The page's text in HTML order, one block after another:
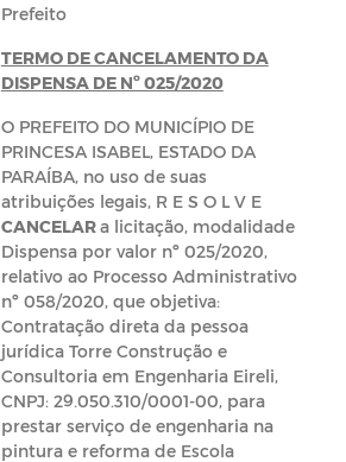
Prefeito
TERMO DE CANCELAMENTO DA
DISPENSA DE Nº 025/2020
O PREFEITO DO MUNICÍPIO DE
PRINCESA ISABEL, ESTADO DA
PARAÍBA, no uso de suas
atribuições legais, R E S O L V E
CANCELARa licitação, modalidade
Dispensa por valor nº 025/2020,
relativo ao Processo Administrativo
nº 058/2020, que objetiva:
Contratação direta da pessoa
jurídica Torre Construção e
Consultoria em Engenharia Eireli,
CNPJ: 29.050.310/0001-00, para
prestar serviço de engenharia na
pintura e reforma de Escola